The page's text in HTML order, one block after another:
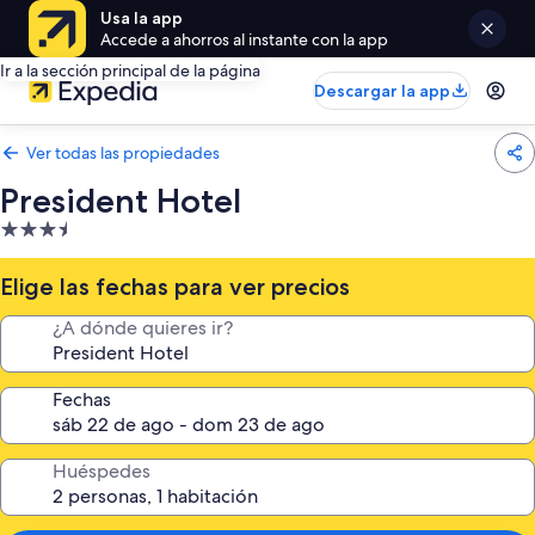
Usa la app
Accede a ahorros al instante con la app
Ir a la sección principal de la página
Descargar la app
Ver todas las propiedades
President Hotel
Propiedad
de
3.5
estrellas
Elige las fechas para ver precios
¿A dónde quieres ir?
Fechas
Huéspedes